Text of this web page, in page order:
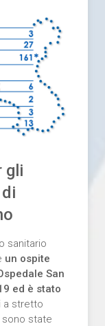
gli
sanitario
un ospite
San
ed è stato
a stretto
state